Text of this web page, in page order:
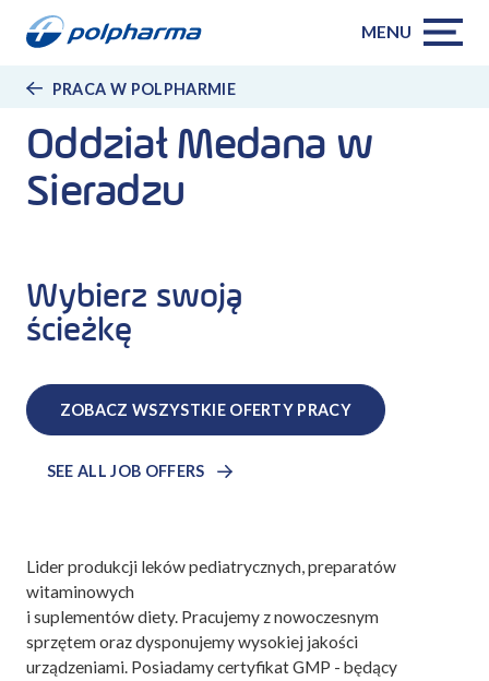
MENU
PRACA W POLPHARMIE
Oddział Medana w
Sieradzu
Wybierz swoją
ścieżkę
ZOBACZ WSZYSTKIE OFERTY PRACY
SEE ALL JOB OFFERS
Lider produkcji leków pediatrycznych, preparatów
witaminowych
i suplementów diety. Pracujemy z nowoczesnym
sprzętem oraz dysponujemy wysokiej jakości
urządzeniami. Posiadamy certyfikat GMP - będący